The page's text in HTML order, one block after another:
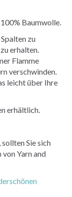
Baumwolle.
zu
erhalten.
Flamme
verschwinden.
leicht über Ihre
erhältlich.
Sie sich
Yarn and